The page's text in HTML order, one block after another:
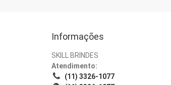
Informações
SKILL BRINDES
Atendimento:
(11) 3326-1077